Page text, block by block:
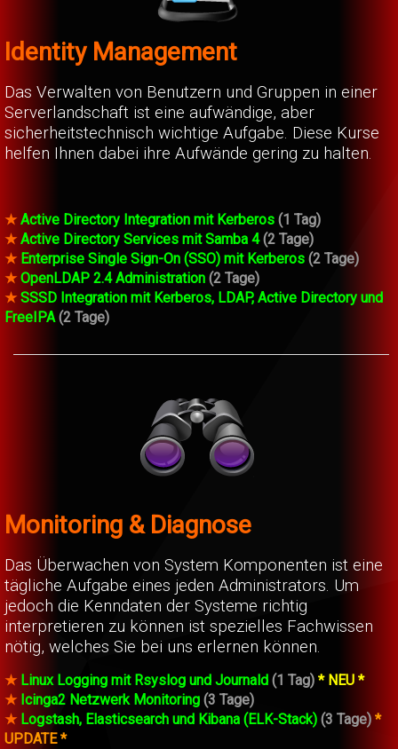
Identity Management
Das Verwalten von Benutzern und Gruppen in einer
Serverlandschaft ist eine aufwändige, aber
sicherheitstechnisch wichtige Aufgabe. Diese Kurse
helfen Ihnen dabei ihre Aufwände gering zu halten.
★ Active Directory Integration mit Kerberos (1 Tag)
★ Active Directory Services mit Samba 4(2 Tage)
★ Enterprise Single Sign-On (SSO) mit Kerberos (2 Tage)
★ OpenLDAP 2.4 Administration (2 Tage)
★ SSSD Integration mit Kerberos, LDAP, Active Directory und
FreeIPA (2 Tage)
Monitoring & Diagnose
Das Überwachen von System Komponenten ist eine
tägliche Aufgabe eines jeden Administrators. Um
jedoch die Kenndaten der Systeme richtig
interpretieren zu können ist spezielles Fachwissen
nötig, welches Sie bei uns erlernen können.
★ Linux Logging mit Rsyslog und Journald (1 Tag) * NEU *
★ Icinga2 Netzwerk Monitoring (3 Tage)
★ Logstash, Elasticsearch und Kibana (ELK-Stack) (3 Tage) *
UPDATE *